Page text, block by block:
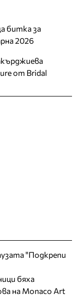
битка за
2026
от Bridal
"Подкрепи
бяха
на Monaco Art